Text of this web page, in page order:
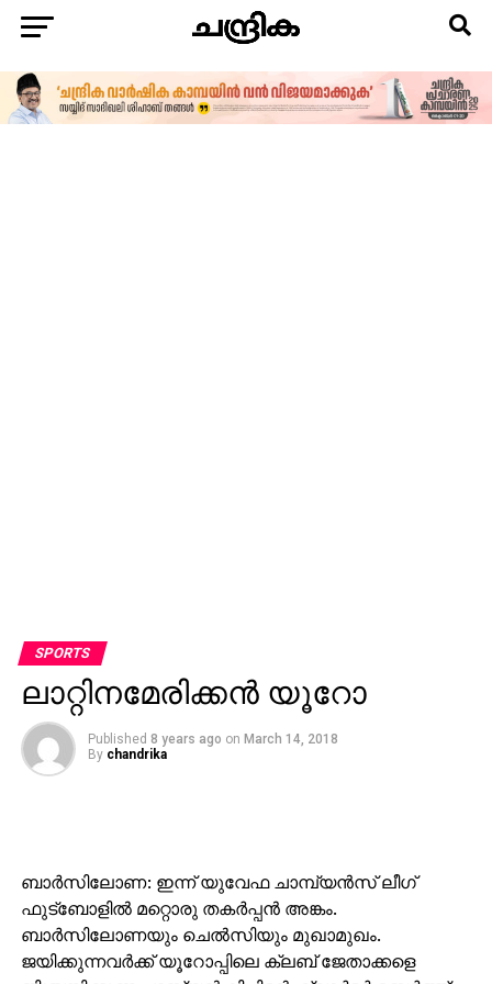
SPORTS
ലാറ്റിനമേരിക്കന്‍ യൂറോ
Published 8 years ago on March 14, 2018
By chandrika
ബാര്‍സിലോണ: ഇന്ന് യുവേഫ ചാമ്പ്യന്‍സ് ലീഗ്
ഫുട്‌ബോളില്‍ മറ്റൊരു തകര്‍പ്പന്‍ അങ്കം.
ബാര്‍സിലോണയും ചെല്‍സിയും മുഖാമുഖം.
ജയിക്കുന്നവര്‍ക്ക് യൂറോപ്പിലെ ക്ലബ് ജേതാക്കളെ